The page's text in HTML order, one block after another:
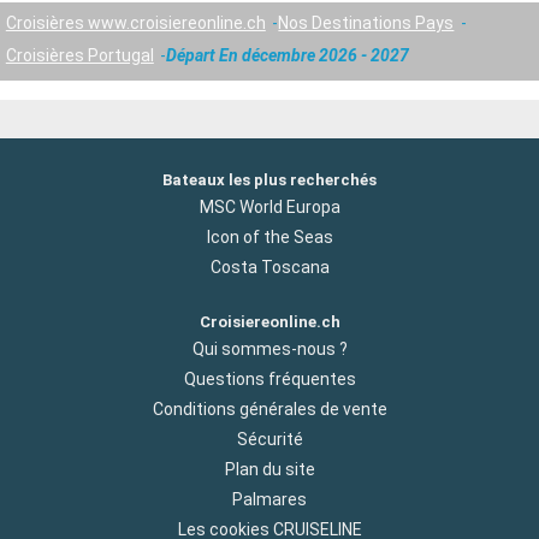
Croisières www.croisiereonline.ch
Nos Destinations Pays
Croisières Portugal
Départ En décembre 2026 - 2027
Bateaux les plus recherchés
MSC World Europa
Icon of the Seas
Costa Toscana
Croisiereonline.ch
Qui sommes-nous ?
Questions fréquentes
Conditions générales de vente
Sécurité
Plan du site
Palmares
Les cookies CRUISELINE